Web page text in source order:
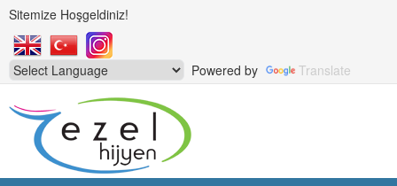
Sitemize Hoşgeldiniz!
Powered by Translate